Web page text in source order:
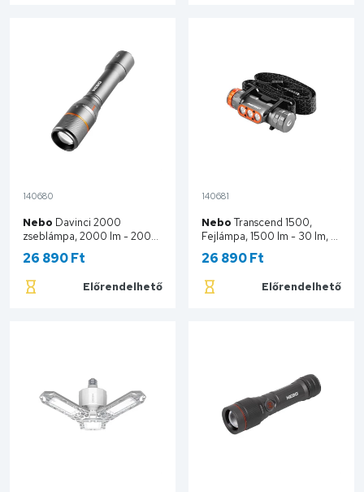
140680
Nebo Davinci 2000
zseblámpa, 2000 lm - 200
lm, 4 funkció, IP67, 4x zoom,
PowerBank funkció, 2000
mAh NEB-FLT-0020-G
26 890 Ft
Előrendelhető
Kosárba
140681
NeboTranscend 1500,
Fejlámpa, 1500 lm - 30 lm, 5
üzemmód, Smart Powr
Control, IPX7, 3200 mAh
NEB-HLP-1001-G
26 890 Ft
Előrendelhető
Kosárba